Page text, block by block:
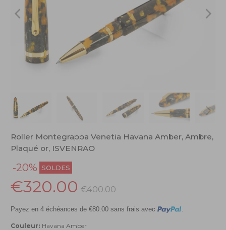
Roller Montegrappa Venetia Havana Amber, Ambre,
Plaqué or, ISVENRAO
-20% SOLDES
€320.00 €400.00
Payez en 4 échéances de €80.00 sans frais avec .
Couleur: Havana Amber